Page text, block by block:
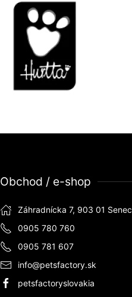
Obchod / e-shop
Záhradnícka 7, 903 01 Senec
0905 780 760
0905 781 607
info@petsfactory.sk
petsfactoryslovakia